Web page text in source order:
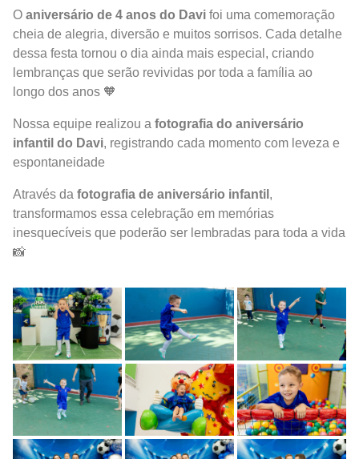
O aniversário de 4 anos do Davi foi uma comemoração
cheia de alegria, diversão e muitos sorrisos. Cada detalhe
dessa festa tornou o dia ainda mais especial, criando
lembranças que serão revividas por toda a família ao
longo dos anos 🧡
Nossa equipe realizou a fotografia do aniversário
infantil do Davi, registrando cada momento com leveza e
espontaneidade
Através da fotografia de aniversário infantil ,
transformamos essa celebração em memórias
inesquecíveis que poderão ser lembradas para toda a vida
📸